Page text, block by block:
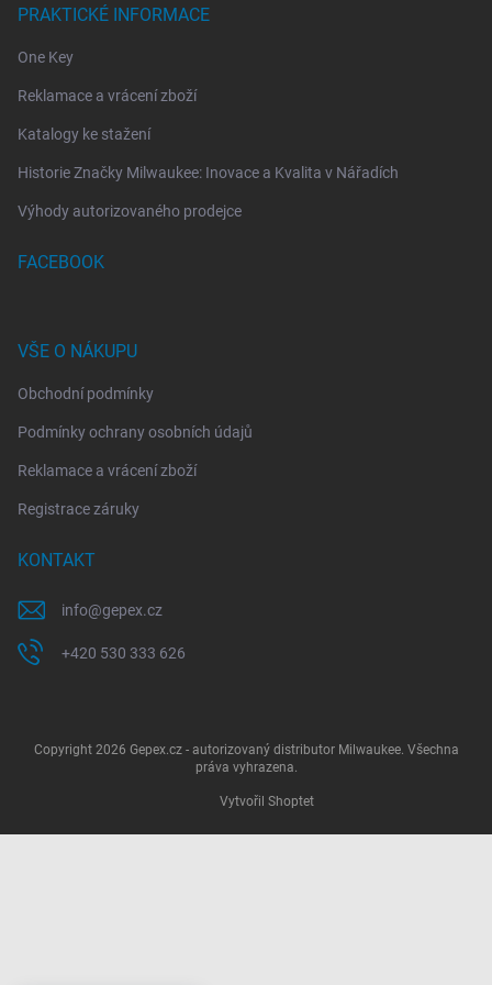
PRAKTICKÉ INFORMACE
One Key
Reklamace a vrácení zboží
Katalogy ke stažení
Historie Značky Milwaukee: Inovace a Kvalita v Nářadích
Výhody autorizovaného prodejce
FACEBOOK
VŠE O NÁKUPU
Obchodní podmínky
Podmínky ochrany osobních údajů
Reklamace a vrácení zboží
Registrace záruky
KONTAKT
info@gepex.cz
+420 530 333 626
Vytvořil Shoptet
Copyright 2026 Gepex.cz - autorizovaný distributor Milwaukee. Všechna
práva vyhrazena.